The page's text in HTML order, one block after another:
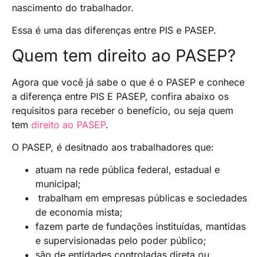
nascimento do trabalhador.
Essa é uma das diferenças entre PIS e PASEP.
Quem tem direito ao PASEP?
Agora que você já sabe o que é o PASEP e conhece
a diferença entre PIS E PASEP, confira abaixo os
requisitos para receber o benefício, ou seja quem
tem direito ao PASEP.
O PASEP, é desitnado aos trabalhadores que:
atuam na rede pública federal, estadual e
municipal;
trabalham em empresas públicas e sociedades
de economia mista;
fazem parte de fundações instituídas, mantidas
e supervisionadas pelo poder público;